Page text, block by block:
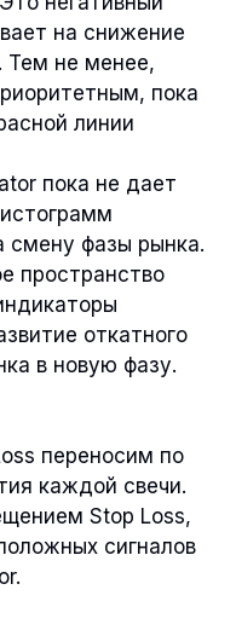
на снижение
Тем не менее,
пока
линии
пока не дает
смену фазы рынка.
пространство
откатного
в новую фазу.
переносим по
каждой свечи.
Stop Loss,
сигналов